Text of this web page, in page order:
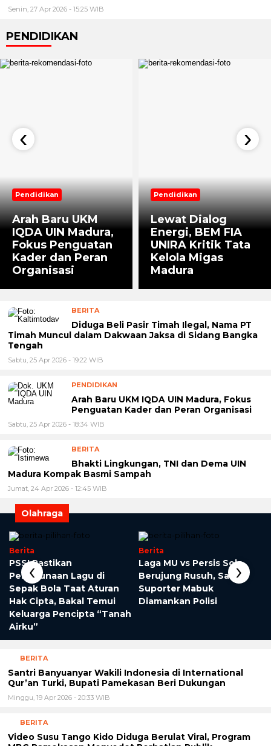
Senin, 27 Apr 2026 - 15:25 WIB
PENDIDIKAN
Pendidikan
Arah Baru UKM
IQDA UIN Madura,
Fokus Penguatan
Kader dan Peran
Organisasi
Pendidikan
Lewat Dialog
Energi, BEM FIA
UNIRA Kritik Tata
Kelola Migas
Madura
‹ ›
BERITA
Diduga Beli Pasir Timah Ilegal, Nama PT
Timah Muncul dalam Dakwaan Jaksa di Sidang Bangka
Tengah
Sabtu, 25 Apr 2026 - 19:22 WIB
PENDIDIKAN
Arah Baru UKM IQDA UIN Madura, Fokus
Penguatan Kader dan Peran Organisasi
Sabtu, 25 Apr 2026 - 18:34 WIB
BERITA
Bhakti Lingkungan, TNI dan Dema UIN
Madura Kompak Basmi Sampah
Jumat, 24 Apr 2026 - 12:45 WIB
Olahraga
Berita
PSSI Pastikan
Penggunaan Lagu di
Sepak Bola Taat Aturan
Hak Cipta, Bakal Temui
Keluarga Pencipta “Tanah
Airku”
Berita
Laga MU vs Persis Solo
Berujung Rusuh, Satu
Suporter Mabuk
Diamankan Polisi
‹ ›
BERITA
Santri Banyuanyar Wakili Indonesia di International
Qur’an Turki, Bupati Pamekasan Beri Dukungan
Minggu, 19 Apr 2026 - 20:33 WIB
BERITA
Video Susu Tango Kido Diduga Berulat Viral, Program